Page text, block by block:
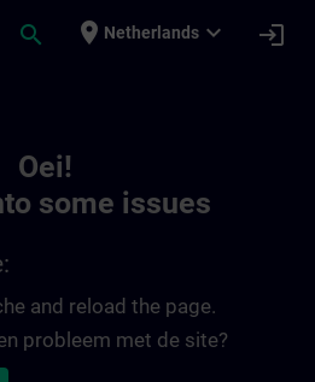
search place Netherlands expand_more login
Oei!
some issues
and reload the page.
probleem met de site?